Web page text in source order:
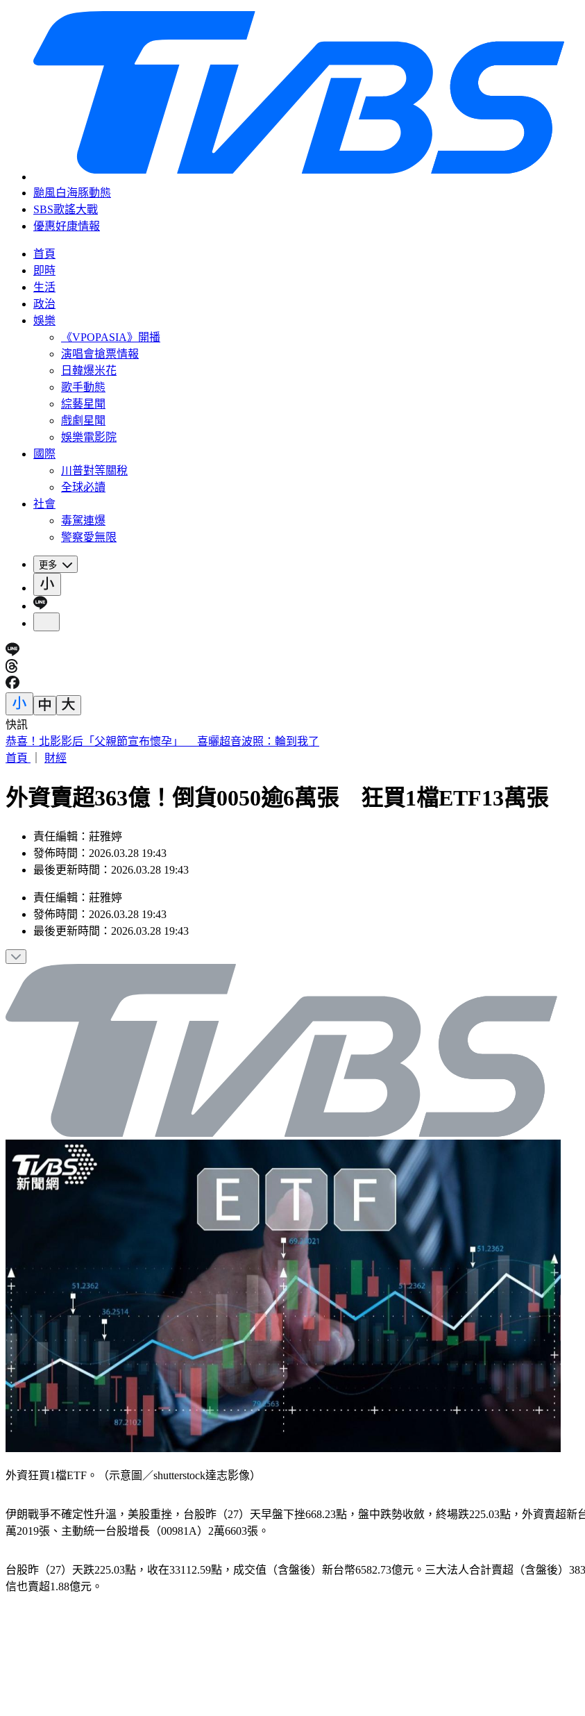
颱風白海豚動態
SBS歌謠大戰
優惠好康情報
首頁
即時
生活
政治
娛樂
《VPOPASIA》開播
演唱會搶票情報
日韓爆米花
歌手動態
綜藝星聞
戲劇星聞
娛樂電影院
國際
川普對等關稅
全球必讀
社會
毒駕連爆
警察愛無限
更多
快訊
恭喜！北影影后「父親節宣布懷孕」 喜曬超音波照：輪到我了
首頁
財經
外資賣超363億！倒貨0050逾6萬張 狂買1檔ETF13萬張
責任編輯：莊雅婷
發佈時間：2026.03.28 19:43
最後更新時間：2026.03.28 19:43
責任編輯 ： 莊雅婷
發佈時間： 2026.03.28 19:43
最後更新時間： 2026.03.28 19:43
外資狂買1檔ETF。（示意圖／shutterstock達志影像）
伊朗戰爭不確定性升溫，美股重挫，台股昨（27）天早盤下挫668.23點，盤中跌勢收斂，終場跌225.03點，外資賣超新
萬2019張、主動統一台股增長（00981A）2萬6603張。
台股昨（27）天跌225.03點，收在33112.59點，成交值（含盤後）新台幣6582.73億元。三大法人合計賣超（含盤後）
信也賣超1.88億元。